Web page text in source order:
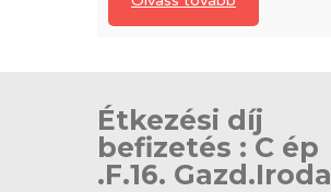
Étkezési díj
befizetés : C ép
.F.16. Gazd.Iroda